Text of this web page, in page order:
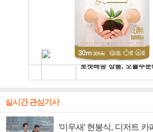
실시간 관심기사
'미우새' 현봉식, 디저트